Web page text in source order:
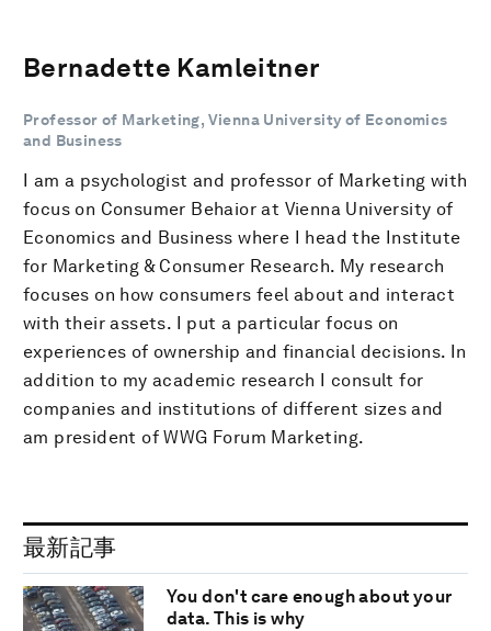
Bernadette Kamleitner
Professor of Marketing, Vienna University of Economics
and Business
I am a psychologist and professor of Marketing with
focus on Consumer Behaior at Vienna University of
Economics and Business where I head the Institute
for Marketing & Consumer Research. My research
focuses on how consumers feel about and interact
with their assets. I put a particular focus on
experiences of ownership and financial decisions. In
addition to my academic research I consult for
companies and institutions of different sizes and
am president of WWG Forum Marketing.
最新記事
You don't care enough about your
data. This is why